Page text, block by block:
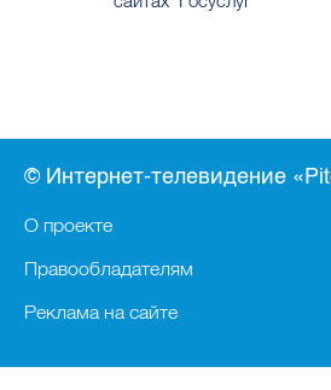
© Интернет-телевидение
О проекте
Правообладателям
Реклама на сайте